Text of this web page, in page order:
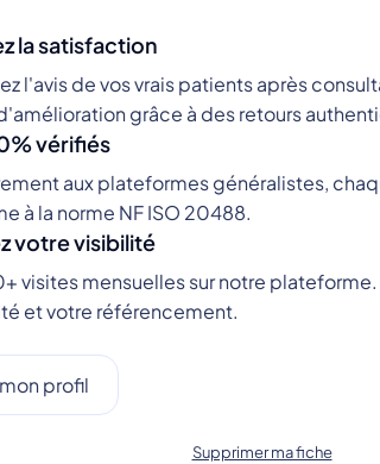
la satisfaction
l'avis de vos vrais patients après
grâce à des retours
vérifiés
aux plateformes généralistes,
à la norme NF ISO 20488.
votre visibilité
visites mensuelles sur notre
et votre référencement.
profil
Supprimer ma fiche